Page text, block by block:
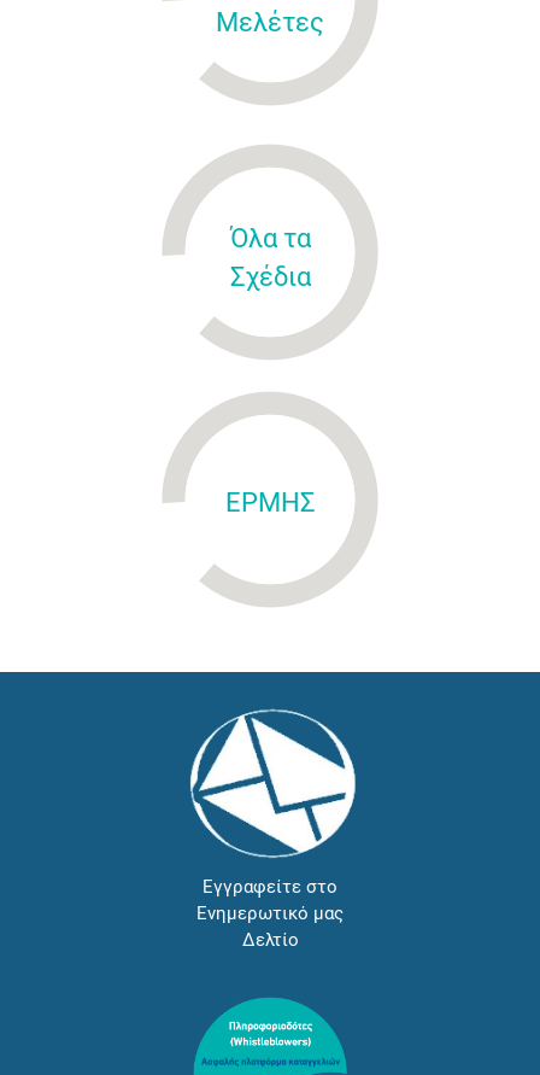
Μελέτες
Όλα τα
Σχέδια
ΕΡΜΗΣ
Εγγραφείτε στο
Ενημερωτικό μας
Δελτίο